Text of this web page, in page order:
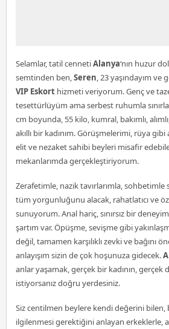
Selamlar, tatil cennetiAlanya‘nın huzur
semtinden ben,Seren, 23 yaşındayım ve
VIP Eskort hizmeti veriyorum. Genç ve
tesettürlüyüm ama serbest ruhumla
cm boyunda, 55 kilo, kumral, bakımlı,
akıllı bir kadınım. Görüşmelerimi, rüya
elit ve nezaket sahibi beyleri misafir
mekanlarımda gerçekleştiriyorum.
Zerafetimle, nazik tavırlarımla,
tüm yorgunluğunu alacak, rahatlatıcı ve
sunuyorum. Anal hariç, sınırsız bir
şartım var. Öpüşme, sevişme gibi
değil, tamamen karşılıklı zevki ve bağını
anlayışım sizin de çok hoşunuza gidecek.
anlar yaşamak, gerçek bir kadının, gerçek
istiyorsanız doğru yerdesiniz.
Siz centilmen beylere kendi değerini bilen,
ilgilenmesi gerektiğini anlayan erkeklerle,